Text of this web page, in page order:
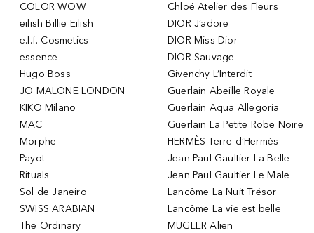
COLOR WOW
eilish Billie Eilish
e.l.f. Cosmetics
essence
Hugo Boss
JO MALONE LONDON
KIKO Milano
MAC
Morphe
Payot
Rituals
Sol de Janeiro
SWISS ARABIAN
The Ordinary
Chloé Atelier des Fleurs
DIOR J’adore
DIOR Miss Dior
DIOR Sauvage
Givenchy L’Interdit
Guerlain Abeille Royale
Guerlain Aqua Allegoria
Guerlain La Petite Robe Noire
HERMÈS Terre d’Hermès
Jean Paul Gaultier La Belle
Jean Paul Gaultier Le Male
Lancôme La Nuit Trésor
Lancôme La vie est belle
MUGLER Alien